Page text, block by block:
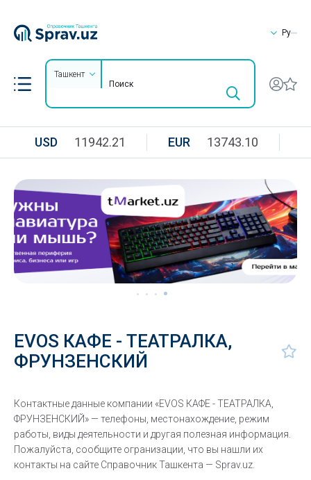
Ру
Ташкент
USD 11942.21 EUR 13743.10
EVOS КАФЕ - ТЕАТРАЛКА,
ФРУНЗЕНСКИЙ
Контактные данные компании «EVOS КАФЕ - ТЕАТРАЛКА,
ФРУНЗЕНСКИЙ» — телефоны, местонахождение, режим
работы, виды деятельности и другая полезная информация.
Пожалуйста, сообщите огранизации, что вы нашли их
контакты на сайте Справочник Ташкента — Sprav.uz.